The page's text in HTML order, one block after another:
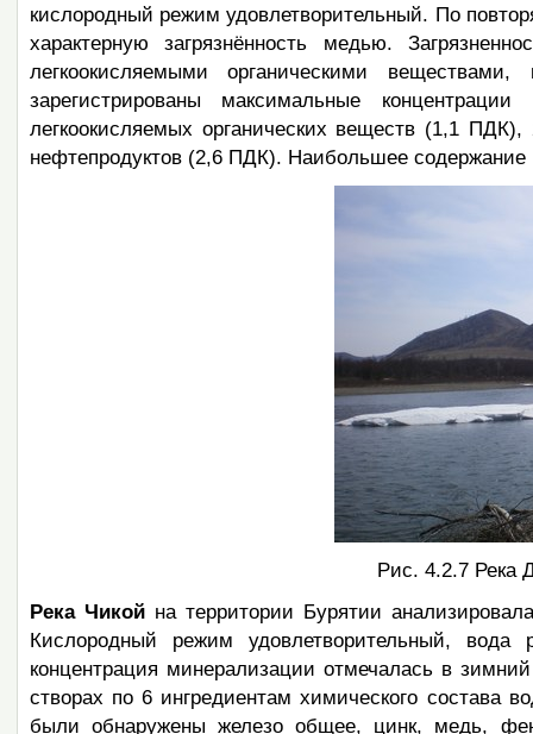
кислородный режим удовлетворительный. По
характерную загрязнённость медью.
легкоокисляемыми органическими
зарегистрированы максимальные
легкоокисляемых органических веществ (1,1
нефтепродуктов (2,6 ПДК). Наибольшее
Рис. 4.2.7 Река
Река Чикой на территории Бурятии
Кислородный режим удовлетворительный,
концентрация минерализации отмечалась в
створах по 6 ингредиентам химического
были обнаружены железо общее, цинк, медь,